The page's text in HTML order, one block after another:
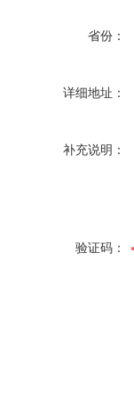
省份：
详细地址：
补充说明：
验证码：